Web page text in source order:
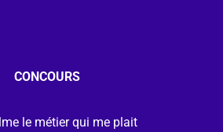
CONCOURS
le métier qui me plait